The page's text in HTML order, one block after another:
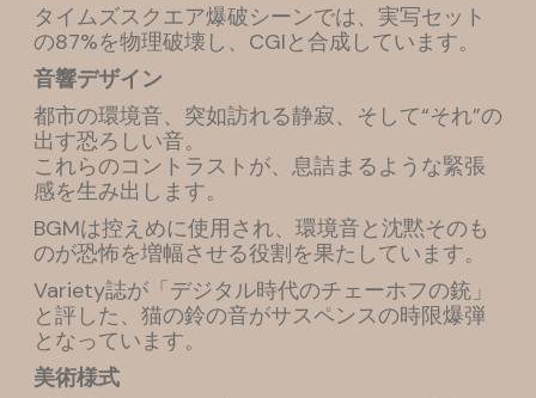
タイムズスクエア爆破シーンでは、実写セット
の87%を物理破壊し、CGIと合成しています。
音響デザイン
都市の環境音、突如訪れる静寂、そして“それ”の
出す恐ろしい音。
これらのコントラストが、息詰まるような緊張
感を生み出します。
BGMは控えめに使用され、環境音と沈黙そのも
のが恐怖を増幅させる役割を果たしています。
Variety誌が「デジタル時代のチェーホフの銃」
と評した、猫の鈴の音がサスペンスの時限爆弾
となっています。
美術様式